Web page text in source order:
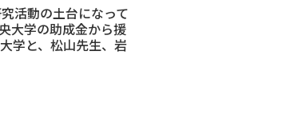
活動の土台になって
大学の助成金から援
学と、松山先生、岩